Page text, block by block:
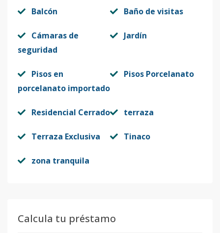
Balcón Baño de visitas
Cámaras de
seguridad
Jardín
Pisos en
porcelanato importado
Pisos Porcelanato
Residencial Cerrado terraza
Terraza Exclusiva Tinaco
zona tranquila
Calcula tu préstamo